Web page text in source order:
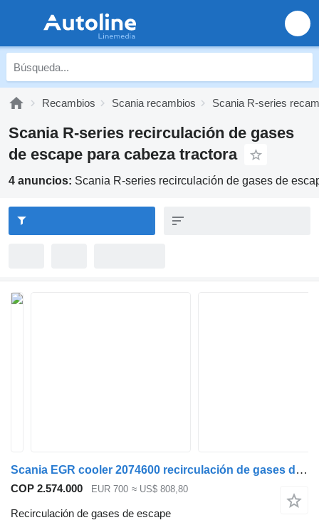
Recambios Scania recambios Scania R-series
Scania R-series recirculación de gases
de escape para cabeza tractora
4 anuncios: Scania R-series recirculación de gases de
Scania EGR cooler 2074600 recirculación de gases de escape para Scania R410 cabeza tractora
COP 2.574.000 EUR 700 ≈ US$ 808,80
Recirculación de gases de escape